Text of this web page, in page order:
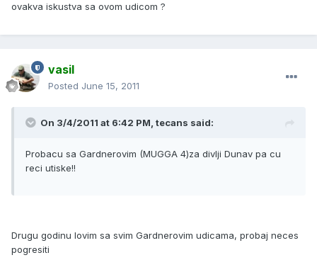
ovakva iskustva sa ovom udicom ?
vasil
Posted June 15, 2011
On 3/4/2011 at 6:42 PM, tecans said:
Probacu sa Gardnerovim (MUGGA 4)za divlji Dunav pa cu
reci utiske!!
Drugu godinu lovim sa svim Gardnerovim udicama, probaj neces
pogresiti